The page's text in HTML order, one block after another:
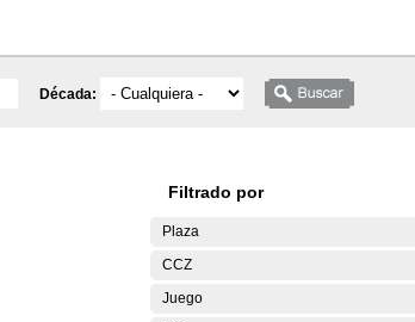
Década:
Filtrado por
Plaza
CCZ
Juego